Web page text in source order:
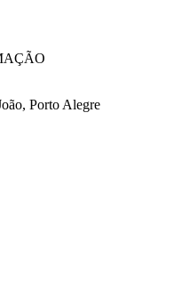
Porto Alegre